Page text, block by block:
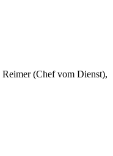
(Chef vom Dienst),